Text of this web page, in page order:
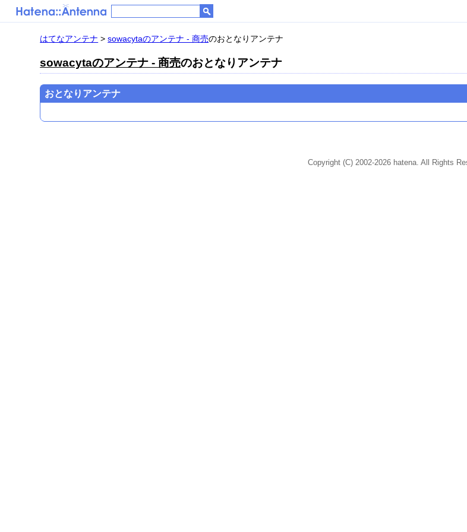
はてなアンテナ >sowacytaのアンテナ - 商売のおとなりアンテナ
sowacytaのアンテナ - 商売のおとなりアンテナ
おとなりアンテナ
Copyright (C) 2002-2026 hatena. All Rights